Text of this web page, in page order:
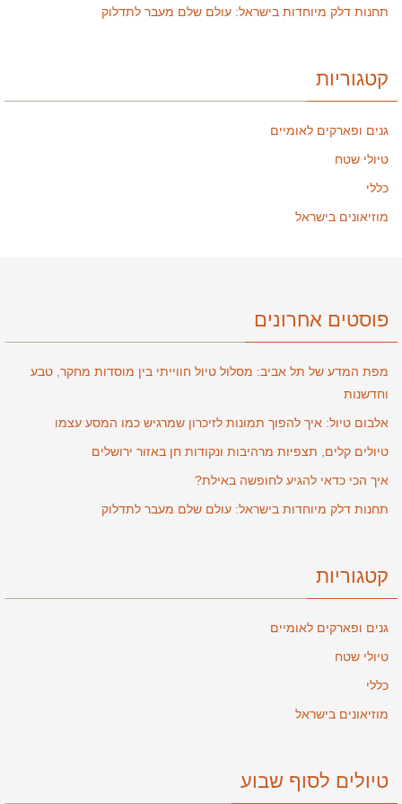
תחנות דלק מיוחדות בישראל: עולם שלם מעבר לתדלוק
קטגוריות
גנים ופארקים לאומיים
טיולי שטח
כללי
מוזיאונים בישראל
פוסטים אחרונים
מפת המדע של תל אביב: מסלול טיול חווייתי בין מוסדות מחקר, טבע
וחדשנות
אלבום טיול: איך להפוך תמונות לזיכרון שמרגיש כמו המסע עצמו
טיולים קלים, תצפיות מרהיבות ונקודות חן באזור ירושלים
איך הכי כדאי להגיע לחופשה באילת?
תחנות דלק מיוחדות בישראל: עולם שלם מעבר לתדלוק
קטגוריות
גנים ופארקים לאומיים
טיולי שטח
כללי
מוזיאונים בישראל
טיולים לסוף שבוע